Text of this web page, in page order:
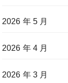
2026 年 5 月
2026 年 4 月
2026 年 3 月